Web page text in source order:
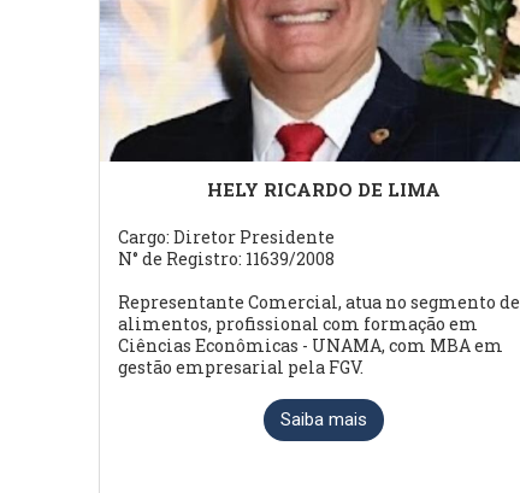
HELY RICARDO DE LIMA
Cargo: Diretor Presidente
N° de Registro: 11639/2008
Representante Comercial, atua no segmento de
alimentos, profissional com formação em
Ciências Econômicas - UNAMA, com MBA em
gestão empresarial pela FGV.
Saiba mais